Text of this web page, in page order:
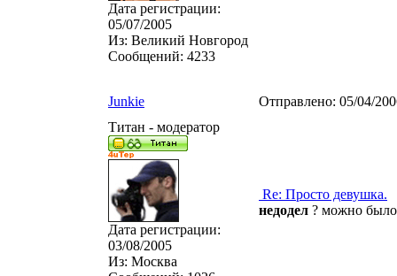
Дата регистрации:
05/07/2005
Из: Великий Новгород
Сообщений: 4233
Junkie Отправлено: 05/04/
Титан - модератор
Дата регистрации:
03/08/2005
Из: Москва
Re: Просто девушка.
недодел ? можно было